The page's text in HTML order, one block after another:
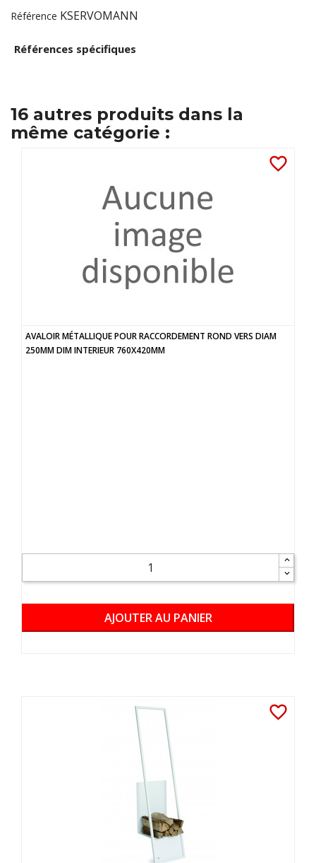
Référence KSERVOMANN
Références spécifiques
16 autres produits dans la
même catégorie :
AVALOIR MÉTALLIQUE POUR RACCORDEMENT ROND VERS DIAM
250MM DIM INTERIEUR 760X420MM
favorite_border
AJOUTER AU PANIER
favorite_border